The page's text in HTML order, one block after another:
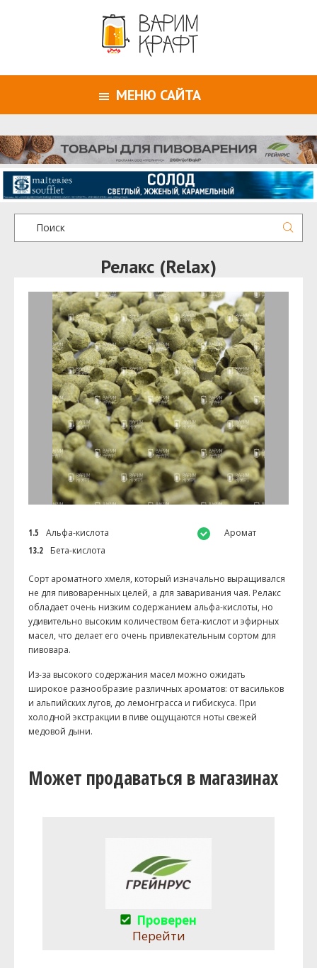
МЕНЮ САЙТА
Релакс (Relax)
1.5
Альфа-кислота
13.2
Бета-кислота
Аромат
Сорт ароматного хмеля, который изначально выращивался
не для пивоваренных целей, а для заваривания чая. Релакс
обладает очень низким содержанием альфа-кислоты, но
удивительно высоким количеством бета-кислот и эфирных
масел, что делает его очень привлекательным сортом для
пивовара.
Из-за высокого содержания масел можно ожидать
широкое разнообразие различных ароматов: от васильков
и альпийских лугов, до лемонграсса и гибискуса. При
холодной экстракции в пиве ощущаются ноты свежей
медовой дыни.
Может продаваться в магазинах
Проверен
Перейти